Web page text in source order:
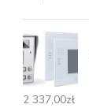
2 337,00zł